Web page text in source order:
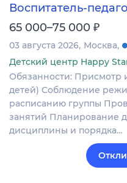
Воспитатель-
65 000–75 000 ₽
03 августа 2026 Москва
Детский центр Happy
Обязанности: Присмотр
детей) Соблюдение
расписанию группы
занятий Планирование
дисциплины и порядка…